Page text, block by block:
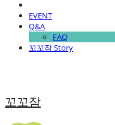
EVENT
Q&A
FAQ
꼬꼬잠 Story
꼬꼬잠